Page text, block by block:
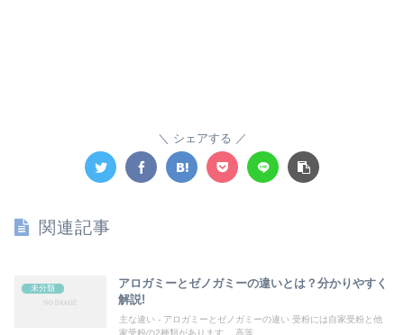
シェアする
関連記事
未分類
アロガミーとゼノガミーの違いとは？分かりやすく
解説!
主な違い - アロガミーとゼノガミーの違い 受粉には自家受粉と他
家受粉の2種類があります。 高等...